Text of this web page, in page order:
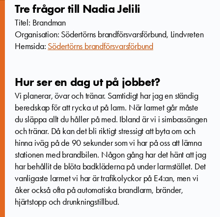
Tre frågor till Nadia Jelili
Titel: Brandman
Organisation: Södertörns brandförsvarsförbund, Lindvreten
Hemsida: Södertörns brandförsvarsförbund
Hur ser en dag ut på jobbet?
Vi planerar, övar och tränar. Samtidigt har jag en ständig
beredskap för att rycka ut på larm. När larmet går måste
du släppa allt du håller på med. Ibland är vi i simbassängen
och tränar. Då kan det bli riktigt stressigt att byta om och
hinna iväg på de 90 sekunder som vi har på oss att lämna
stationen med brandbilen. Någon gång har det hänt att jag
har behållit de blöta badkläderna på under larmstället. Det
vanligaste larmet vi har är trafikolyckor på E4:an, men vi
åker också ofta på automatiska brandlarm, bränder,
hjärtstopp och drunkningstillbud.